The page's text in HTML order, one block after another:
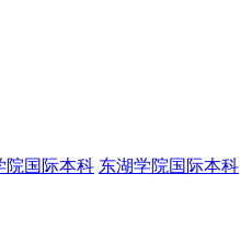
院国际本科 东湖学院国际本科